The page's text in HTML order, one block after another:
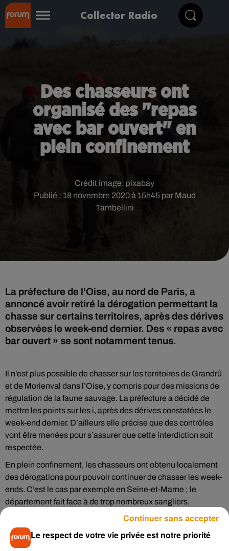
Collector Radio
Des chasseurs ont
organisé des "repas
avec bar ouvert" en
plein confinement
Publié : 18 novembre 2020 à 15h45 par Maud
Tambellini
Crédit image: pixabay
La préfecture de l'Oise, au nord de Paris, a
annoncé avoir retiré la dérogation permettant la
chasse sur certains territoires, après des dérives
observées le week-end dernier. Des « repas avec
bar ouvert » se sont notamment tenus.
Il n’est plus possible de chasser sur les territoires de Grandrû
et de Morienval dans l’Oise, y compris pour des missions de
régulation de la faune sauvage. La préfecture a décidé de
mettre les points sur les i, après des dérives constatées le
week-end dernier. D’ailleurs elle précise que des contrôles
vont être menées pour s’assurer que cette interdiction soit
respectée.
En plein confinement, les chasseurs ont obtenu localement
des dérogations pour pouvoir continuer de chasser les week-
ends. C’est le cas par exemple en Seine-et-Marne ; le
département fait face à de trop nombreux sangliers,
possiblement dangereux pour les cultures agricoles.
En revanche, sous aucun prétexte, les chasseurs ont le droit
de faire la fête. Au moins 250 chasseurs ont ainsi été
Le respect de votre vie privée est notre priorité
Continuer sans accepter